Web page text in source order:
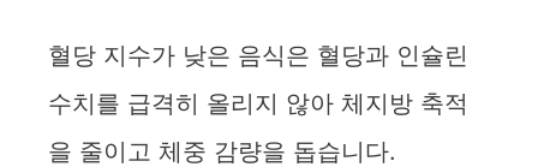
혈당 지수가 낮은 음식은 혈당과 인슐린
수치를 급격히 올리지 않아 체지방 축적
을 줄이고 체중 감량을 돕습니다.